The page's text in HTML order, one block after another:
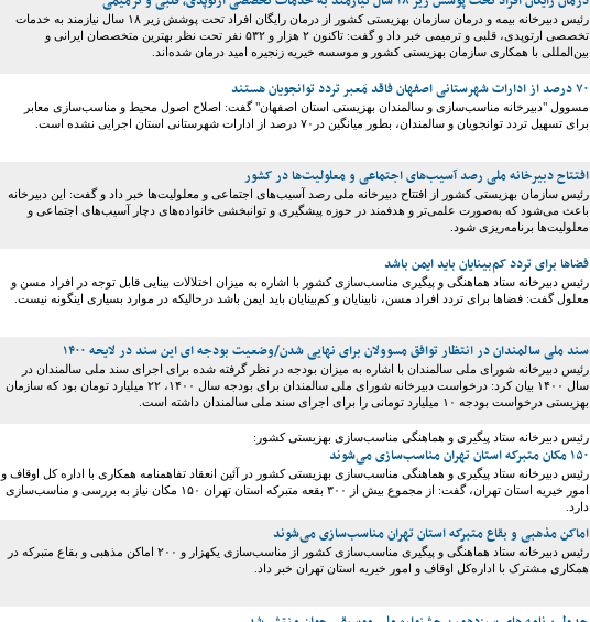
رئیس دبیرخانه بیمه و درمان سازمان بهزیستی کشور از درمان رایگان افراد تحت پوشش زیر ۱۸ سال نیازمند به خدمات
تخصصی ارتوپدی، قلبی و ترمیمی خبر داد و گفت: تاکنون ۲ هزار و ۵۳۲ نفر تحت نظر بهترین متخصصان ایرانی و
بین‌المللی با همکاری سازمان بهزیستی کشور و موسسه خیریه زنجیره امید درمان شده‌اند.
۷۰ درصد از ادارات شهرستانی اصفهان فاقد مَعبر تردد توانجویان هستند
مسوول "دبیرخانه مناسب‌سازی و سالمندان بهزیستی استان اصفهان" گفت: اصلاح اصول محیط و مناسب‌سازی معابر
برای تسهیل تردد توانجویان و سالمندان، بطور میانگین در۷۰ درصد از ادارات شهرستانی استان اجرایی نشده است.
افتتاح دبیرخانه ملی رصد آسیب‌های اجتماعی و معلولیت‌ها در کشور
رئیس سازمان بهزیستی کشور از افتتاح دبیرخانه ملی رصد آسیب‌های اجتماعی و معلولیت‌ها خبر داد و گفت: این دبیرخانه
باعث می‌شود که به‌صورت علمی‌تر و هدفمند در حوزه پیشگیری و توانبخشی خانواده‌های دچار آسیب‌های اجتماعی و
معلولیت‌ها برنامه‌ریزی شود.
فضاها برای تردد کم‌بینایان باید ایمن باشد
رئیس دبیرخانه ستاد هماهنگی و پیگیری مناسب‌سازی کشور با اشاره به میزان اختلالات بینایی قابل‌ توجه در افراد مسن و
معلول گفت: فضاها برای تردد افراد مسن، نابینایان و کم‌بینایان باید ایمن باشد درحالیکه در موارد بسیاری اینگونه نیست.
سند ملی سالمندان در انتظار توافق مسوولان برای نهایی شدن/وضعیت بودجه ای این سند در لایحه ۱۴۰۰
رئیس دبیرخانه شورای ملی سالمندان با اشاره به میزان بودجه در نظر گرفته شده برای اجرای سند ملی سالمندان در
سال ۱۴۰۰ بیان کرد: درخواست دبیرخانه شورای ملی سالمندان برای بودجه سال ۱۴۰۰، ۲۲ میلیارد تومان بود که سازمان
بهزیستی درخواست بودجه ۱۰ میلیارد تومانی را برای اجرای سند ملی سالمندان داشته است.
رئیس دبیرخانه ستاد پیگیری و هماهنگی مناسب‎‌سازی بهزیستی کشور:
۱۵۰ مکان متبرکه استان تهران مناسب‌سازی می‌شوند
رئیس دبیرخانه ستاد پیگیری و هماهنگی مناسب‎‌سازی بهزیستی کشور در آئین انعقاد تفاهمنامه همکاری با اداره کل اوقاف و
امور خیریه استان تهران، گفت: از مجموع بیش از ۳۰۰ بقعه متبرکه استان تهران ۱۵۰ مکان نیاز به بررسی و مناسب‌سازی
دارد.
اماکن مذهبی و بقاع متبرکه استان تهران مناسب‌سازی می‌شوند
رئیس دبیرخانه ستاد هماهنگی و پیگیری مناسب‌سازی کشور از مناسب‌سازی یکهزار و ۲۰۰ اماکن مذهبی و بقاع متبرکه در
همکاری مشترک با اداره‌کل اوقاف و امور خیریه استان تهران خبر داد.